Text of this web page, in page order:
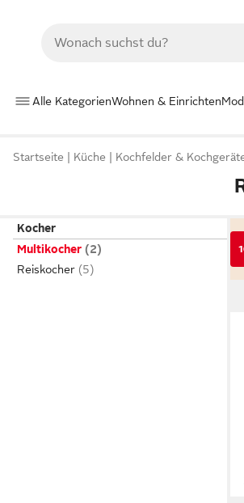
Alle KategorienWohnen & Einrichten
Startseite Küche Kochfelder &
Kocher
Multikocher
Reiskocher